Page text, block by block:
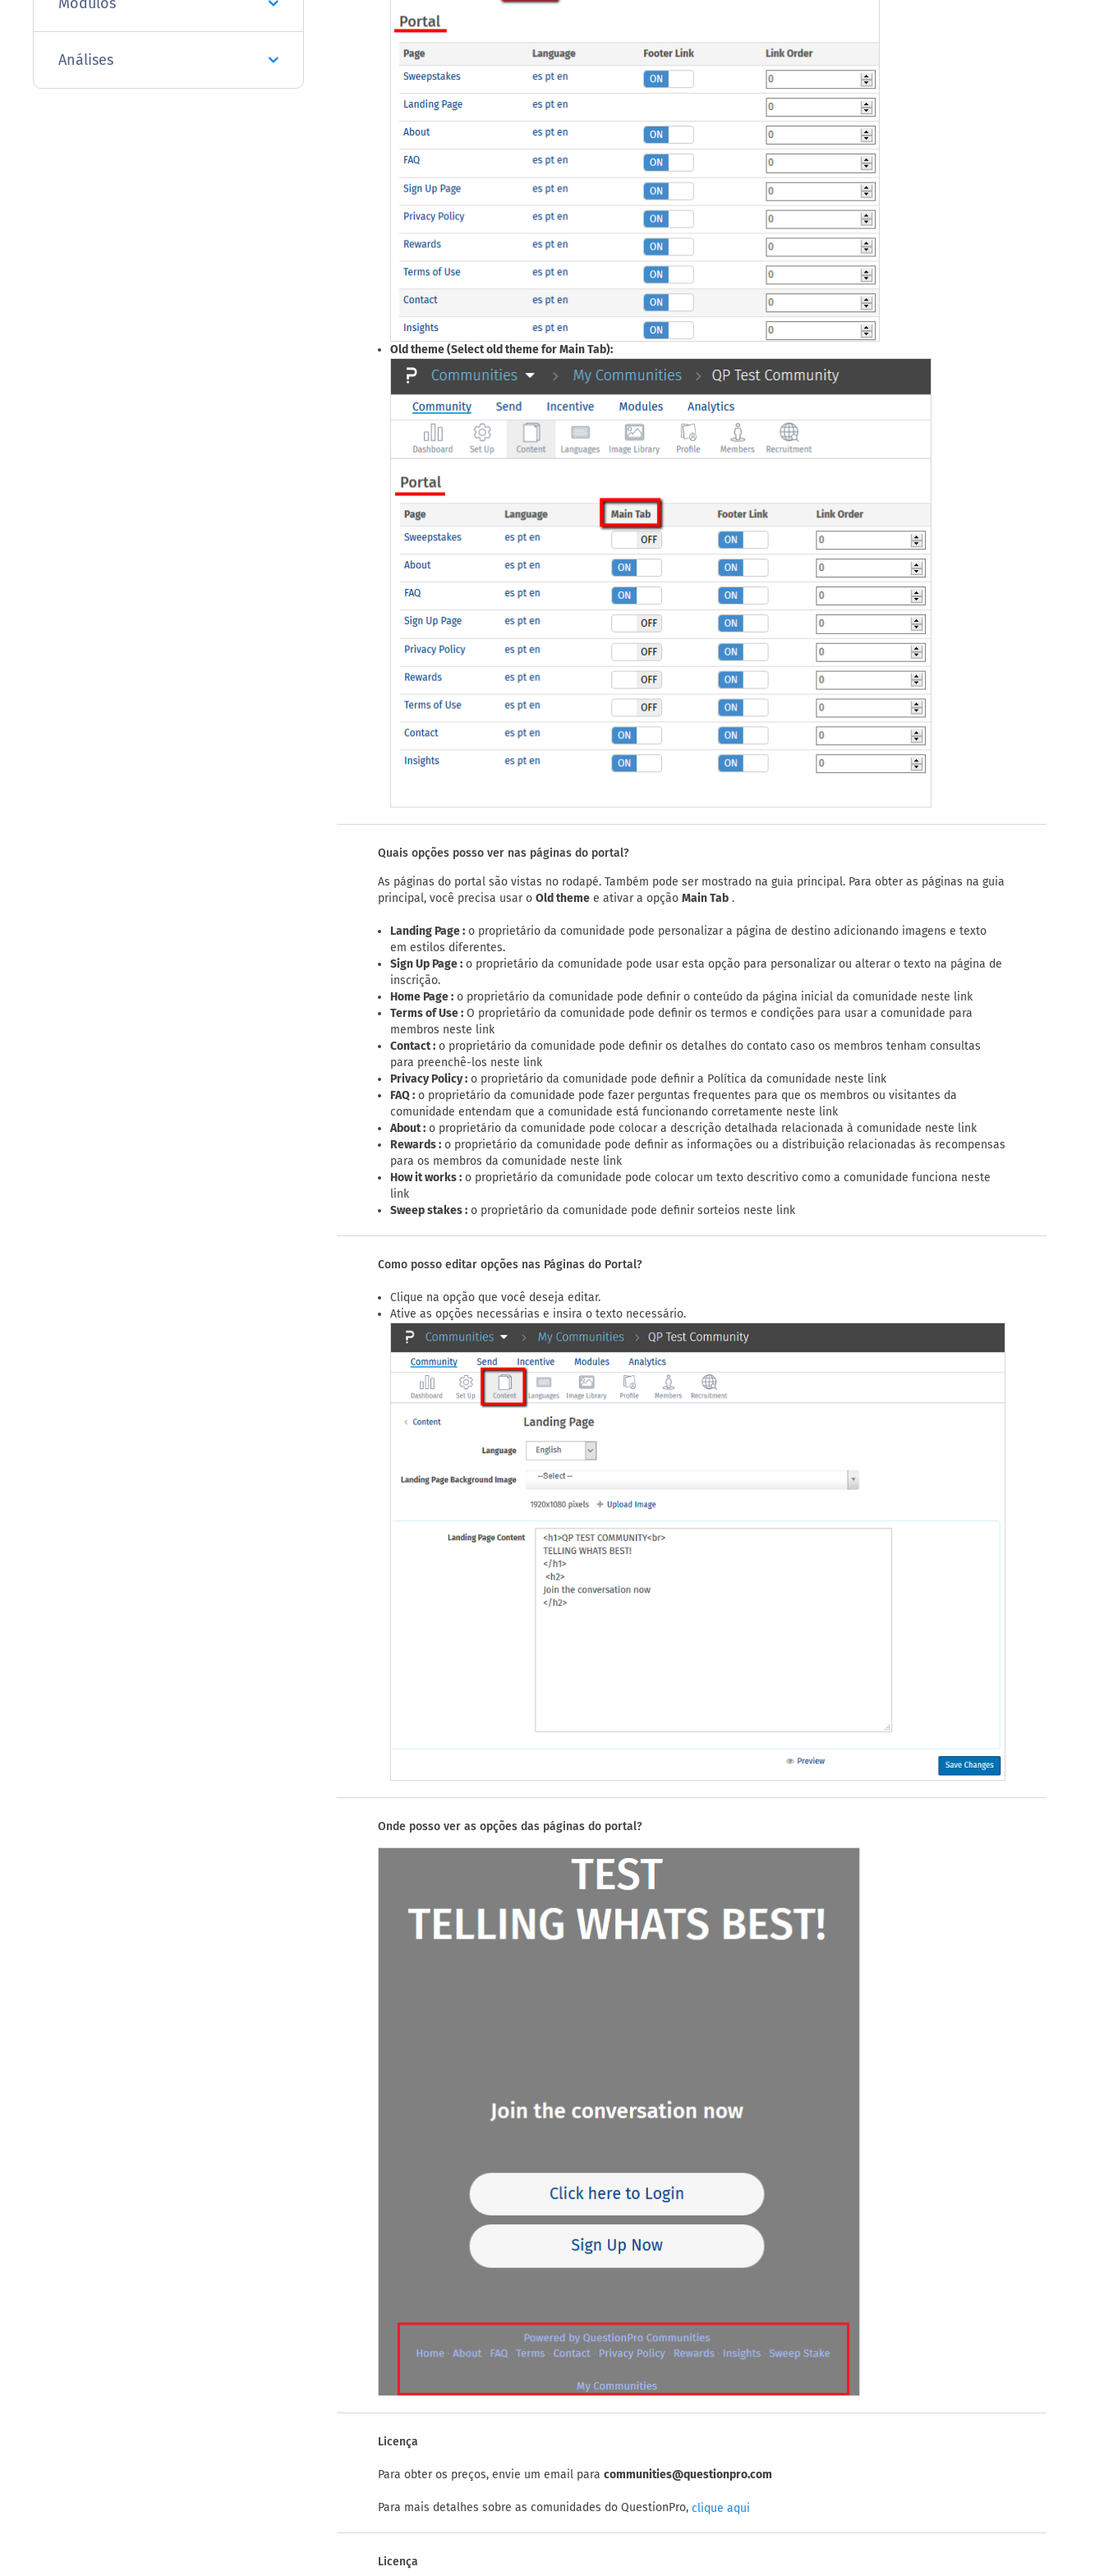
Análises
Old theme (Select old theme for Main Tab):
Quais opções posso ver nas páginas do portal?
As páginas do portal são vistas no rodapé. Também pode ser mostrado na guia principal. Para obter as páginas na guia
principal, você precisa usar o Old theme e ativar a opção Main Tab .
Landing Page : o proprietário da comunidade pode personalizar a página de destino adicionando imagens e texto
em estilos diferentes.
Sign Up Page : o proprietário da comunidade pode usar esta opção para personalizar ou alterar o texto na página de
inscrição.
Home Page : o proprietário da comunidade pode definir o conteúdo da página inicial da comunidade neste link
Terms of Use : O proprietário da comunidade pode definir os termos e condições para usar a comunidade para
membros neste link
Contact : o proprietário da comunidade pode definir os detalhes do contato caso os membros tenham consultas
para preenchê-los neste link
Privacy Policy : o proprietário da comunidade pode definir a Política da comunidade neste link
FAQ : o proprietário da comunidade pode fazer perguntas frequentes para que os membros ou visitantes da
comunidade entendam que a comunidade está funcionando corretamente neste link
About : o proprietário da comunidade pode colocar a descrição detalhada relacionada à comunidade neste link
Rewards : o proprietário da comunidade pode definir as informações ou a distribuição relacionadas às recompensas
para os membros da comunidade neste link
How it works : o proprietário da comunidade pode colocar um texto descritivo como a comunidade funciona neste
link
Sweep stakes : o proprietário da comunidade pode definir sorteios neste link
Como posso editar opções nas Páginas do Portal?
Clique na opção que você deseja editar.
Ative as opções necessárias e insira o texto necessário.
Onde posso ver as opções das páginas do portal?
Licença
Para obter os preços, envie um email para communities@questionpro.com
Para mais detalhes sobre as comunidades do QuestionPro, clique aqui
Licença